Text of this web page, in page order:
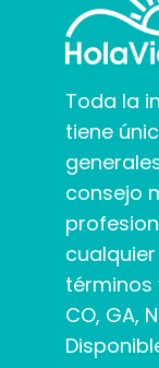
Toda la
tiene
consejo
términos
CO, GA,